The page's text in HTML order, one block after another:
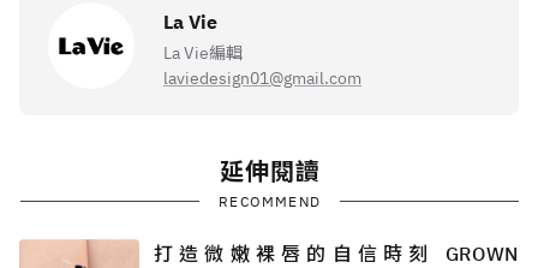
La Vie
La Vie編輯
laviedesign01@gmail.com
延伸閱讀
RECOMMEND
打造微嫩裸唇的自信時刻 GROWN